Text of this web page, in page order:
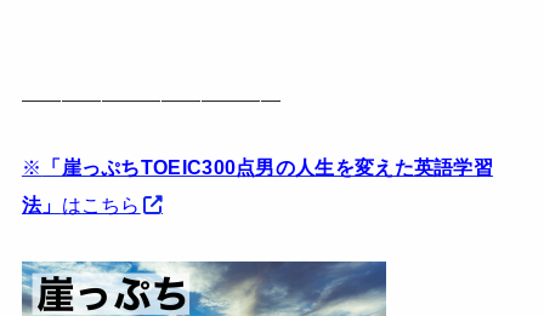
—————————————
※
「崖っぷちTOEIC300点男の人生を変えた英語学習
法」 はこちら